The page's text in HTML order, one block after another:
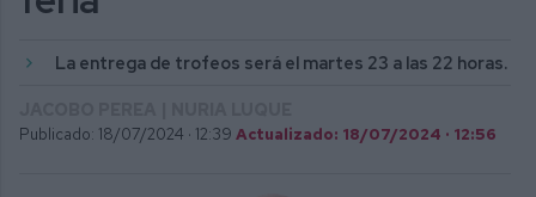
La entrega de trofeos será el martes 23 a las 22 horas.
Publicado: 18/07/2024 · 12:39 Actualizado: 18/07/2024 · 12:56